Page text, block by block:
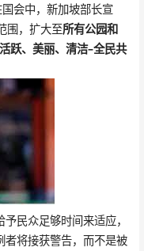
会中，新加坡部长宣
围，扩大至所有公园和
跃、美丽、清洁–全民共
民众足够时间来适应，
者将接获警告，而不是被